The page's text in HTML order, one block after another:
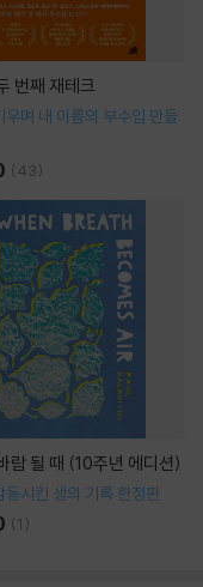
번째 재테크
우며 내 이름의 부수입 만들
(43)
람 될 때 (10주년 에디션)
동시킨 생의 기록 한정판
(1 )